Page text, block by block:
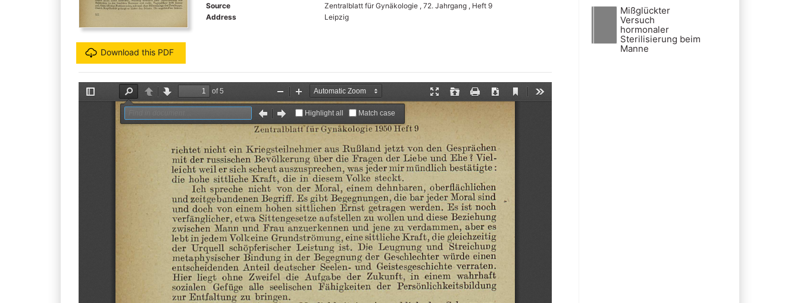
Download this PDF
Source
Zentralblatt für Gynäkologie , 72. Jahrgang , Heft 9
Address
Leipzig
Mißglückter
Versuch
hormonaler
Sterilisierung beim
Manne